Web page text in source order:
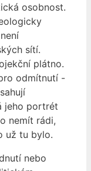
osobnost.
sítí.
plátno.
odmítnutí -
jeho portrét
nemít rádi,
už tu bylo.
nebo